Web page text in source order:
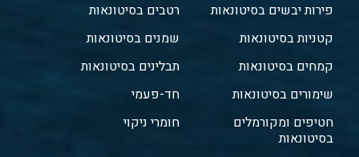
פירות יבשים בסיטונאות
קטניות בסיטונאות
קמחים בסיטונאות
שימורים בסיטונאות
חטיפים ומקורמלים
בסיטונאות
רטבים בסיטונאות
שמנים בסיטונאות
תבלינים בסיטונאות
חד-פעמי
חומרי ניקוי